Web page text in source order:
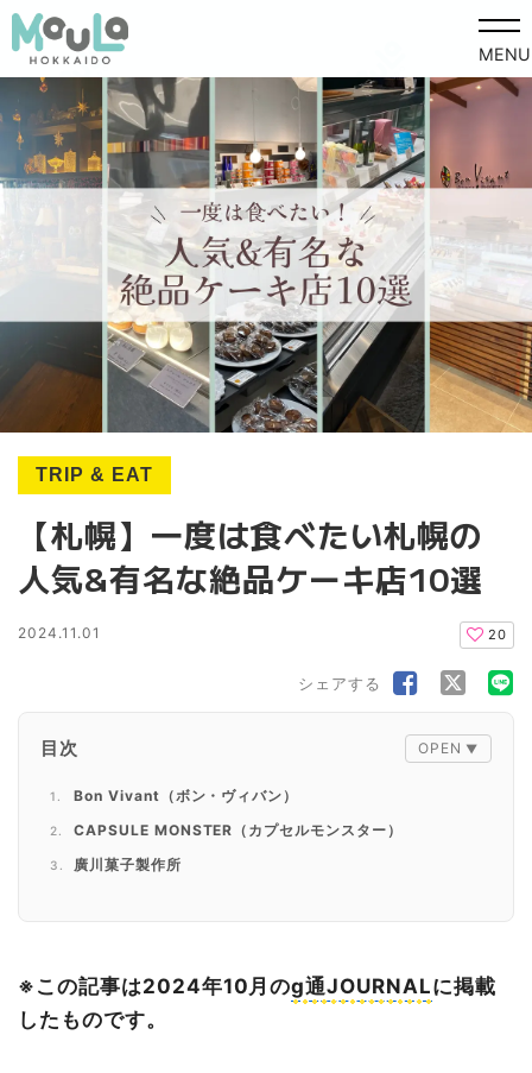
MENU
TRIP & EAT
【札幌】一度は食べたい札幌の
人気&有名な絶品ケーキ店10選
2024.11.01 20
シェアする
目次
Bon Vivant（ボン・ヴィバン）
CAPSULE MONSTER（カプセルモンスター）
廣川菓子製作所
ラトリー リベルテ）
L’air du temps（レールデュトン）
※この記事は2024年10月のg通JOURNALに掲載
したものです。